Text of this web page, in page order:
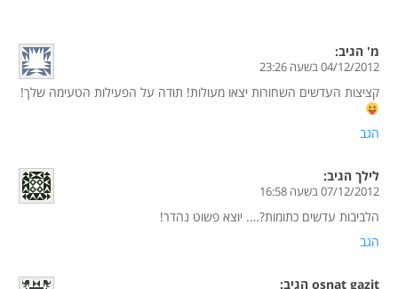
מ' הגיב:
04/12/2012 בשעה 23:26
קציצות העדשים השחורות יצאו מעולות! תודה על הפעילות הטעימה שלך!
הגב
לילך הגיב:
07/12/2012 בשעה 16:58
הלביבות עדשים כתומות?…. יוצא פשוט נהדר!
הגב
osnat gazit הגיב: